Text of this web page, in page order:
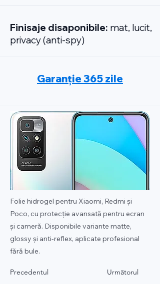
Finisaje disaponibile: mat, lucit,
privacy (anti-spy)
Garanție 365 zile
Folie hidrogel pentru Xiaomi, Redmi și
Poco, cu protecție avansată pentru ecran
și cameră. Disponibile variante matte,
glossy și anti-reflex, aplicate profesional
fără bule.
Precedentul Următorul